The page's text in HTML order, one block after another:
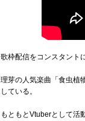
歌枠配信をコンスタント
理芽の人気楽曲「食虫植
している。
もともとVtuberとして活